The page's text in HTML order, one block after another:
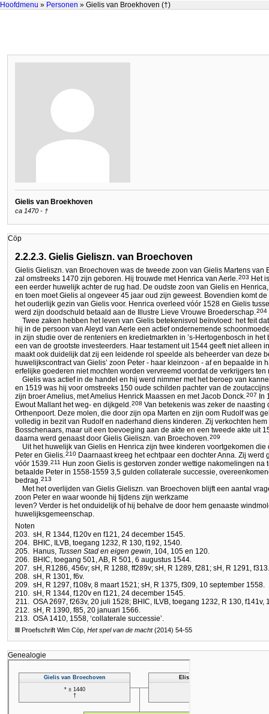
Hoofdmenu » Personen » Gielis van Broekhoven (†)
Gielis van Broekhoven
ca 1470 - †
Cöp
2.2.2.3. Gielis Gieliszn. van Broechoven
Gielis Gieliszn. van Broechoven was de tweede zoon van Gielis Martens van
zal omstreeks 1470 zijn geboren. Hij trouwde met Henrica van Aerle.203 Het
een eerder huwelijk achter de rug had. De oudste zoon van Gielis en
en toen moet Gielis al ongeveer 45 jaar oud zijn geweest. Bovendien komt
het ouderlijk gezin van Gielis voor. Henrica overleed vóór 1528 en Gielis
werd zijn doodschuld betaald aan de Illustre Lieve Vrouwe Broederschap.204
Twee zaken hebben het leven van Gielis betekenisvol beïnvloed: het feit
hij in de persoon van Aleyd van Aerle een actief ondernemende
in zijn studie over de renteniers en kredietmarkten in ’s-Hertogenbosch in
een van de grootste investeerders. Haar testament uit 1544 geeft niet alleen
maakt ook duidelijk dat zij een leidende rol speelde als beheerder van deze
huwelijkscontract van Gielis’ zoon Peter - haar kleinzoon - af en bepaalde in
erfelijke goederen niet mochten worden vervreemd voordat de verkrijgers ten
Gielis was actief in de handel en hij werd nimmer met het beroep van
en 1519 was hij voor omstreeks 150 oude schilden pachter van de
zijn broer Amelius, met Amelius Henrick Maassen en met Jacob Donck.207
In
Ewout Mallant het weg- en dijkgeld.208 Van betekenis was zeker de
Orthenpoort. Deze molen, die door zijn opa Marten en zijn oom Rudolf was
volledig in bezit van Rudolf en naderhand diens kinderen. Zij verkochten
Bosschenaars, maar uit een toevoeging aan de akte en een tweede akte uit
daarna werd genaast door Gielis Gieliszn. van Broechoven.209
Uit het huwelijk van Gielis en Henrica zijn twee kinderen voortgekomen
Peter en Gielis.210 Daarnaast kreeg het echtpaar een dochter Anna. Zij
vóór 1539.211
Hun zoon Gielis is gestorven zonder wettige nakomelingen na
betaalde Peter in 1558-1559 3,5 gulden collaterale successie,
bedrag.213
Met het overlijden van Gielis Gieliszn. van Broechoven blijft een aantal
zoon Peter en waar woonde hij tijdens zijn werkzame
leven? Verder is het onduidelijk of hij behalve de door hem genaaste
huwelijksgemeenschap.
Noten
203. sH, R 1344, f120v en f121, 24 december 1545.
204. BHIC, ILVB, toegang 1232, R 130, f192, 1540.
205. Hanus, Tussen Stad en eigen gewin, 104, 105 en 120.
206. BHIC, toegang 501, AB, R 501, 6 augustus 1544.
207. sH, R1286, 456v; sH, R 1288, ff289v; sH, R 1289, f281; sH, R 1291, f313.
208. sH, R 1301, f6v.
209. sH, R 1297, f108v, 8 maart 1521; sH, R 1375, f309, 10 september 1558.
210. sH, R 1344, f120v en f121, 24 december 1545.
211. OSA 2697, f263v, 20 juli 1528; BHIC, ILVB, toegang 1232, R 130, f141v,
212. sH, R 1390, f85, 20 januari 1566.
213. OSA 1410, 1558, ‘collaterale successie’.
Proefschrift Wim Cöp, Het spel van de macht(2014) 54-55
Genealogie